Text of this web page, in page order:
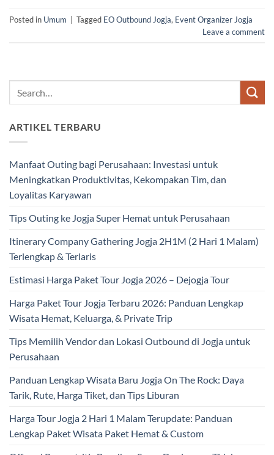
Posted in Umum Tagged EO Outbound Jogja, Event Organizer Jogja
Leave a comment
ARTIKEL TERBARU
Manfaat Outing bagi Perusahaan: Investasi untuk
Meningkatkan Produktivitas, Kekompakan Tim, dan
Loyalitas Karyawan
Tips Outing ke Jogja Super Hemat untuk Perusahaan
Itinerary Company Gathering Jogja 2H1M (2 Hari 1 Malam)
Terlengkap & Terlaris
Estimasi Harga Paket Tour Jogja 2026 – Dejogja Tour
Harga Paket Tour Jogja Terbaru 2026: Panduan Lengkap
Wisata Hemat, Keluarga, & Private Trip
Tips Memilih Vendor dan Lokasi Outbound di Jogja untuk
Perusahaan
Panduan Lengkap Wisata Baru Jogja On The Rock: Daya
Tarik, Rute, Harga Tiket, dan Tips Liburan
Harga Tour Jogja 2 Hari 1 Malam Terupdate: Panduan
Lengkap Paket Wisata Paket Hemat & Custom